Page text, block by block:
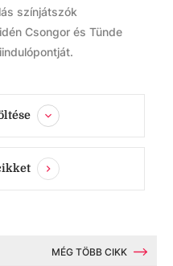
színjátszók
Csongor és Tünde
MÉG TÖBB CIKK